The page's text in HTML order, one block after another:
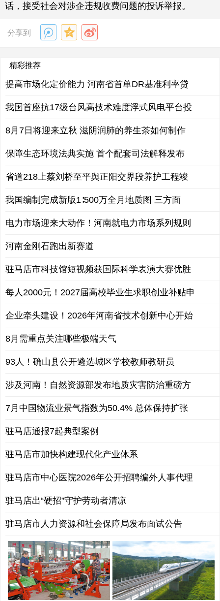
话，接受社会对涉企违规收费问题的投诉举报。
分享到
精彩推荐
提高市场化定价能力 河南省首单DR基准利率贷
我国首座抗17级台风高技术难度浮式风电平台投
8月7日将迎来立秋 滋阴润肺的养生茶如何制作
保障生态环境法典实施 首个配套司法解释发布
省道218上蔡刘桥至平舆正阳交界段养护工程竣
我国编制完成新版1∶500万全月地质图 三方面
电力市场迎来大动作！河南就电力市场系列规则
河南金刚石跑出新赛道
驻马店市科技馆短视频获国际科学表演大赛优胜
每人2000元！2027届高校毕业生求职创业补贴申
企业牵头建设！2026年河南省技术创新中心开始
8月需重点关注哪些极端天气
93人！确山县公开遴选城区学校教师教研员
涉及河南！自然资源部发布地质灾害防治重磅方
7月中国物流业景气指数为50.4% 总体保持扩张
驻马店通报7起典型案例
驻马店市加快构建现代化产业体系
驻马店市中心医院2026年公开招聘编外人事代理
驻马店出“硬招”守护劳动者清凉
驻马店市人力资源和社会保障局发布面试公告